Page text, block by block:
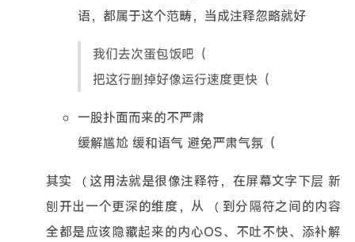
语，都属于这个范畴，当成注释忽略就好
我们去次蛋包饭吧（
把这行删掉好像运行速度更快（
一股扑面而来的不严肃
缓解尴尬 缓和语气 避免严肃气氛（
其实 （ 这用法就是很像注释符，在屏幕文字下层 新
刨开出一个更深的维度，从
（ 到分隔符之间的内容
全都是应该隐藏起来的内心OS、不吐不快、添补解